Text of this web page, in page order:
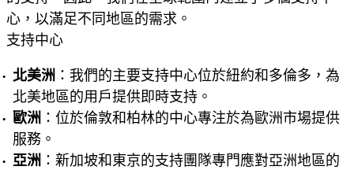
心，以滿足不同地區的需求。
支持中心
北美洲 ：我們的主要支持中心位於紐約和多倫多，為
北美地區的用戶提供即時支持。
歐洲 ：位於倫敦和柏林的中心專注於為歐洲市場提供
服務。
亞洲 ：新加坡和東京的支持團隊專門應對亞洲地區的